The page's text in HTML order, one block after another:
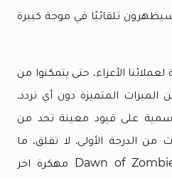
تلقائيًا في موجة كبيرة
الأعزاء، حتى يتمكنوا من
المتميزة دون أي تردد.
على قيود معينة تحد من
من الدرجة الأولى. لا تقلق، ما
عليك سوى تنزيل لعبة Dawn of Zombies مهكرة اخر